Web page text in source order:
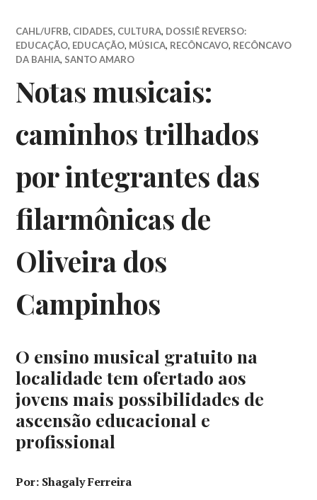
CAHL/UFRB, CIDADES, CULTURA, DOSSIÊ REVERSO:
EDUCAÇÃO, EDUCAÇÃO, MÚSICA, RECÔNCAVO, RECÔNCAVO
DA BAHIA, SANTO AMARO
Notas musicais:
caminhos trilhados
por integrantes das
filarmônicas de
Oliveira dos
Campinhos
O ensino musical gratuito na
localidade tem ofertado aos
jovens mais possibilidades de
ascensão educacional e
profissional
Por: Shagaly Ferreira